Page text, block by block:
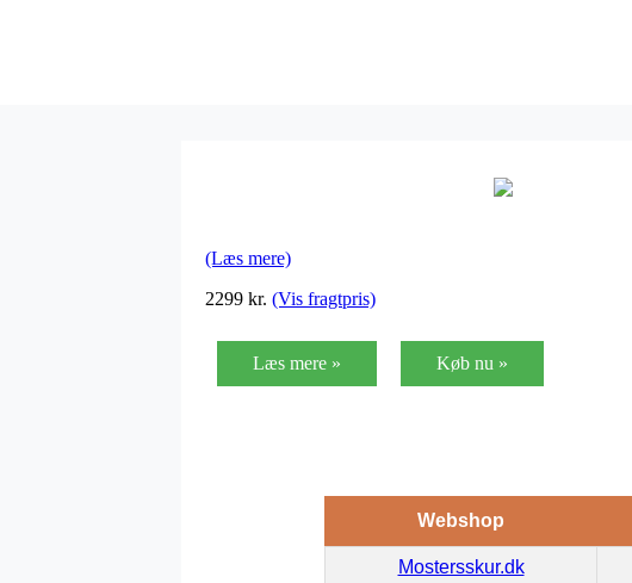
(Læs mere)
2299 kr. (Vis fragtpris)
Læs mere » Køb nu »
Webshop
Mostersskur.dk